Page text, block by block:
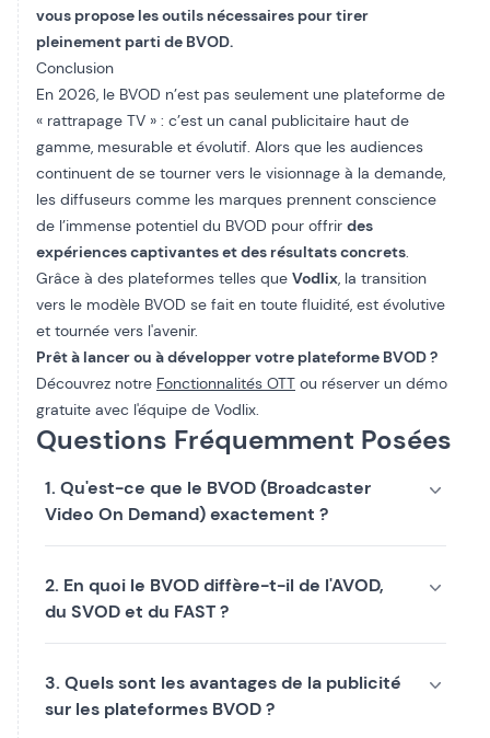
vous propose les outils nécessaires pour tirer
pleinement parti de BVOD.
Conclusion
En 2026, le BVOD n’est pas seulement une plateforme de
« rattrapage TV » : c’est un canal publicitaire haut de
gamme, mesurable et évolutif. Alors que les audiences
continuent de se tourner vers le visionnage à la demande,
les diffuseurs comme les marques prennent conscience
de l’immense potentiel du BVOD pour offrir des
expériences captivantes et des résultats concrets.
Grâce à des plateformes telles que Vodlix, la transition
vers le modèle BVOD se fait en toute fluidité, est évolutive
et tournée vers l'avenir.
Prêt à lancer ou à développer votre plateforme BVOD ?
Découvrez notre Fonctionnalités OTT ou réserver un démo
gratuite avec l'équipe de Vodlix.
Questions Fréquemment Posées
1. Qu'est-ce que le BVOD (Broadcaster
Video On Demand) exactement ?
2. En quoi le BVOD diffère-t-il de l'AVOD,
du SVOD et du FAST ?
3. Quels sont les avantages de la publicité
sur les plateformes BVOD ?